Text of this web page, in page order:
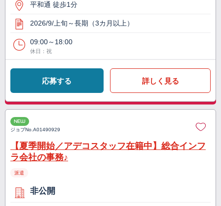
平和通 徒歩1分
2026/9/上旬～長期（3カ月以上）
09:00～18:00
休日：祝
応募する 詳しく見る
NEW
ジョブNo.A01490929
【夏季開始／アデコスタッフ在籍中】総合インフ
ラ会社の事務♪
派遣
非公開